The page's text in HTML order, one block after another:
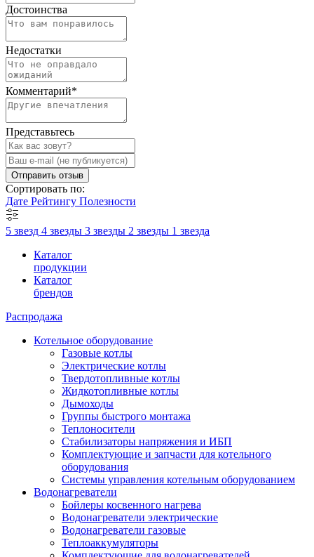
Достоинства
Недостатки
Комментарий*
Представьтесь
Отправить отзыв
Сортировать по:
Дате Рейтингу Полезности
5 звезд 4 звезды 3 звезды 2 звезды 1 звезда
Каталог
продукции
Каталог
брендов
Распродажа
Котельное оборудование
Газовые котлы
Электрические котлы
Твердотопливные котлы
Жидкотопливные котлы
Дымоходы
Группы быстрого монтажа
Теплоносители
Стабилизаторы напряжения и ИБП
Комплектующие и запчасти для котельного
оборудования
Системы управления котельным оборудованием
Водонагреватели
Бойлеры косвенного нагрева
Водонагреватели электрические
Водонагреватели газовые
Теплоаккумуляторы